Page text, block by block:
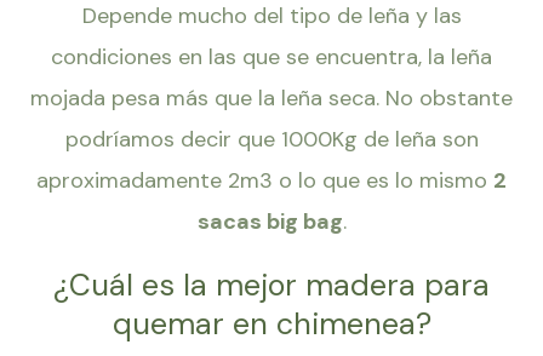
Depende mucho del tipo de leña y las
condiciones en las que se encuentra, la leña
mojada pesa más que la leña seca. No obstante
podríamos decir que 1000Kg de leña son
aproximadamente 2m3 o lo que es lo mismo 2
sacas big bag.
¿Cuál es la mejor madera para
quemar en chimenea?